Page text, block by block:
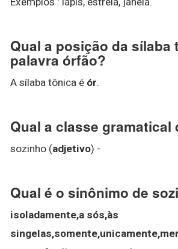
Qual a posição da sílaba
palavra órfão?
A sílaba tônica é ór.
Qual a classe gramatical
sozinho (adjetivo) -
Qual é o sinônimo de
isoladamente,a sós,às